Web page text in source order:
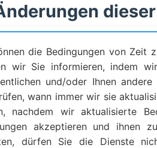
die Bedingungen von Zeit
wir Sie informieren, indem
und/oder Ihnen
wann immer wir sie
nachdem wir aktualisierte
akzeptieren und ihnen
dürfen Sie die Dienste